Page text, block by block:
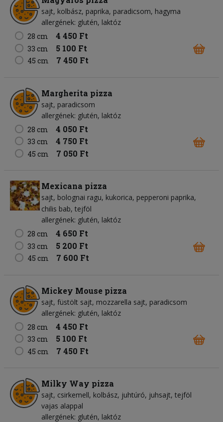
sajt kolbász paprika paradicsom hagyma
allergének: glutén, laktóz
28 cm
4 450 Ft
33 cm 5 100 Ft
45 cm 7 450 Ft
Margherita pizza
sajt paradicsom
allergének: glutén, laktóz
28 cm
4 050 Ft
33 cm 4 750 Ft
45 cm 7 050 Ft
Mexicana pizza
sajt bolognai ragu kukorica pepperoni paprika
chilis bab tejföl
allergének: glutén, laktóz
28 cm
4 650 Ft
33 cm 5 200 Ft
45 cm 7 600 Ft
Mickey Mouse pizza
sajt füstölt sajt mozzarella sajt paradicsom
allergének: glutén, laktóz
28 cm
4 450 Ft
33 cm 5 100 Ft
45 cm 7 450 Ft
Milky Way pizza
sajt csirkemell kolbász juhtúró juhsajt tejföl
vajas alappal
allergének: glutén, laktóz